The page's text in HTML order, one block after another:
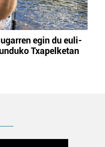
egin du euli-
Txapelketan